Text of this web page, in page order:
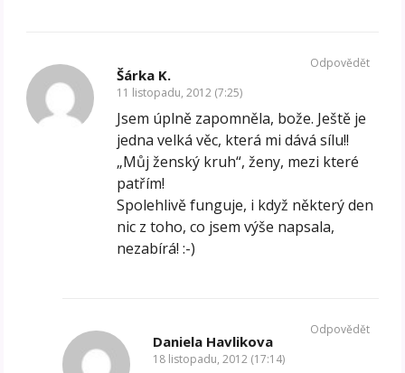
Šárka K.
11 listopadu, 2012 (7:25)
Jsem úplně zapomněla, bože. Ještě je
jedna velká věc, která mi dává sílu!!
„Můj ženský kruh“, ženy, mezi které
patřím!
Spolehlivě funguje, i když některý den
nic z toho, co jsem výše napsala,
nezabírá! :-)
Odpovědět
Daniela Havlikova
18 listopadu, 2012 (17:14)
Odpovědět